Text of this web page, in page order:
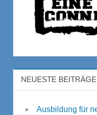
NEUESTE BEITRÄGE
Ausbildung für